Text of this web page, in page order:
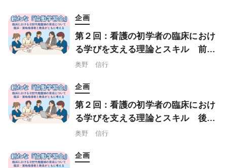
企画
第２回：看護の初学者の臨床におけ
る学びを支える理論とスキル 前
編：認知的徒弟制
奥野 信行
企画
第２回：看護の初学者の臨床におけ
る学びを支える理論とスキル 後
編：自己効力理論
奥野 信行
企画